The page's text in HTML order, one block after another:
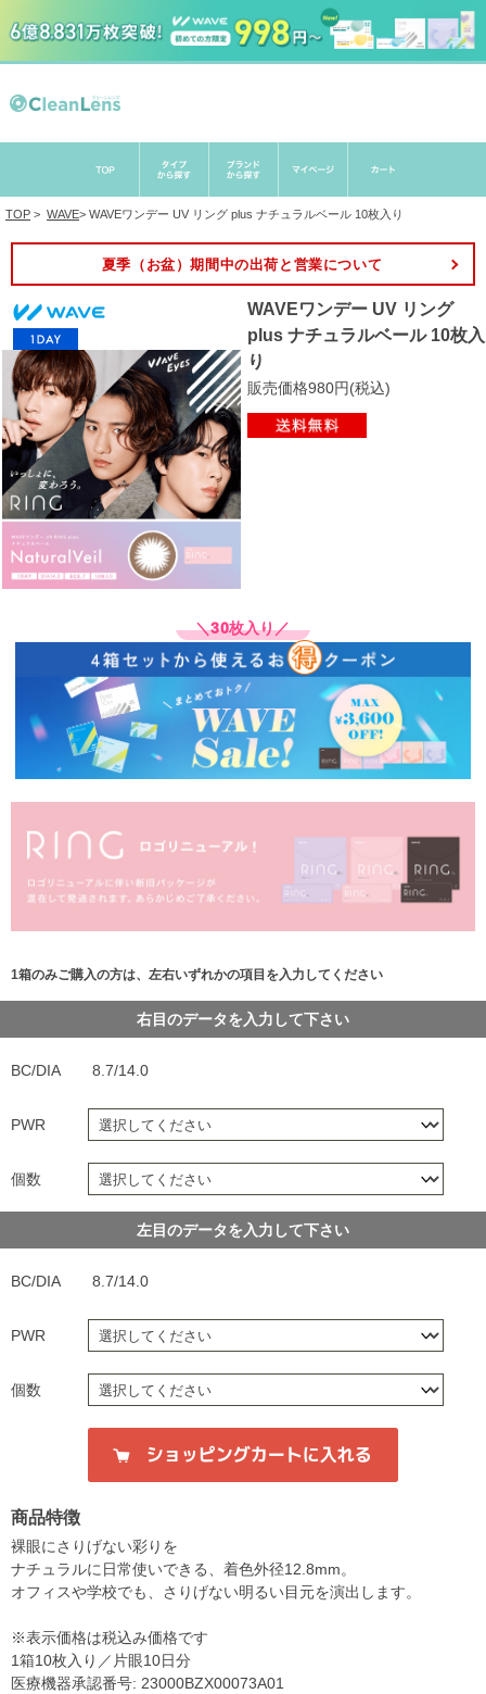
TOP > WAVE> WAVEワンデー UV リング plus ナチュラルベール 10枚入り
夏季（お盆）期間中の出荷と営業について
WAVEワンデー UV リング
plus ナチュラルベール 10枚入
り
販売価格980円(税込)
＼30枚入り／
1箱のみご購入の方は、左右いずれかの項目を入力してください
右目のデータを入力して下さい
BC/DIA 8.7/14.0
PWR
個数
左目のデータを入力して下さい
BC/DIA 8.7/14.0
PWR
個数
商品特徴
裸眼にさりげない彩りを
ナチュラルに日常使いできる、着色外径12.8mm。
オフィスや学校でも、さりげない明るい目元を演出します。
※表示価格は税込み価格です
1箱10枚入り／片眼10日分
医療機器承認番号: 23000BZX00073A01